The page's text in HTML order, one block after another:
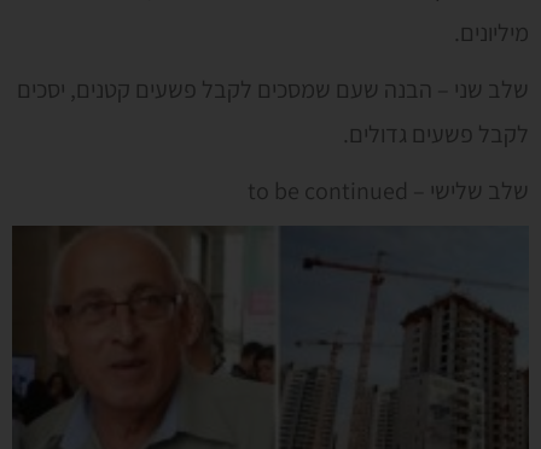
מיליונים.
שלב שני – הבנה שעם שמסכים לקבל פשעים קטנים, יסכים
לקבל פשעים גדולים.
שלב שלישי – to be continued